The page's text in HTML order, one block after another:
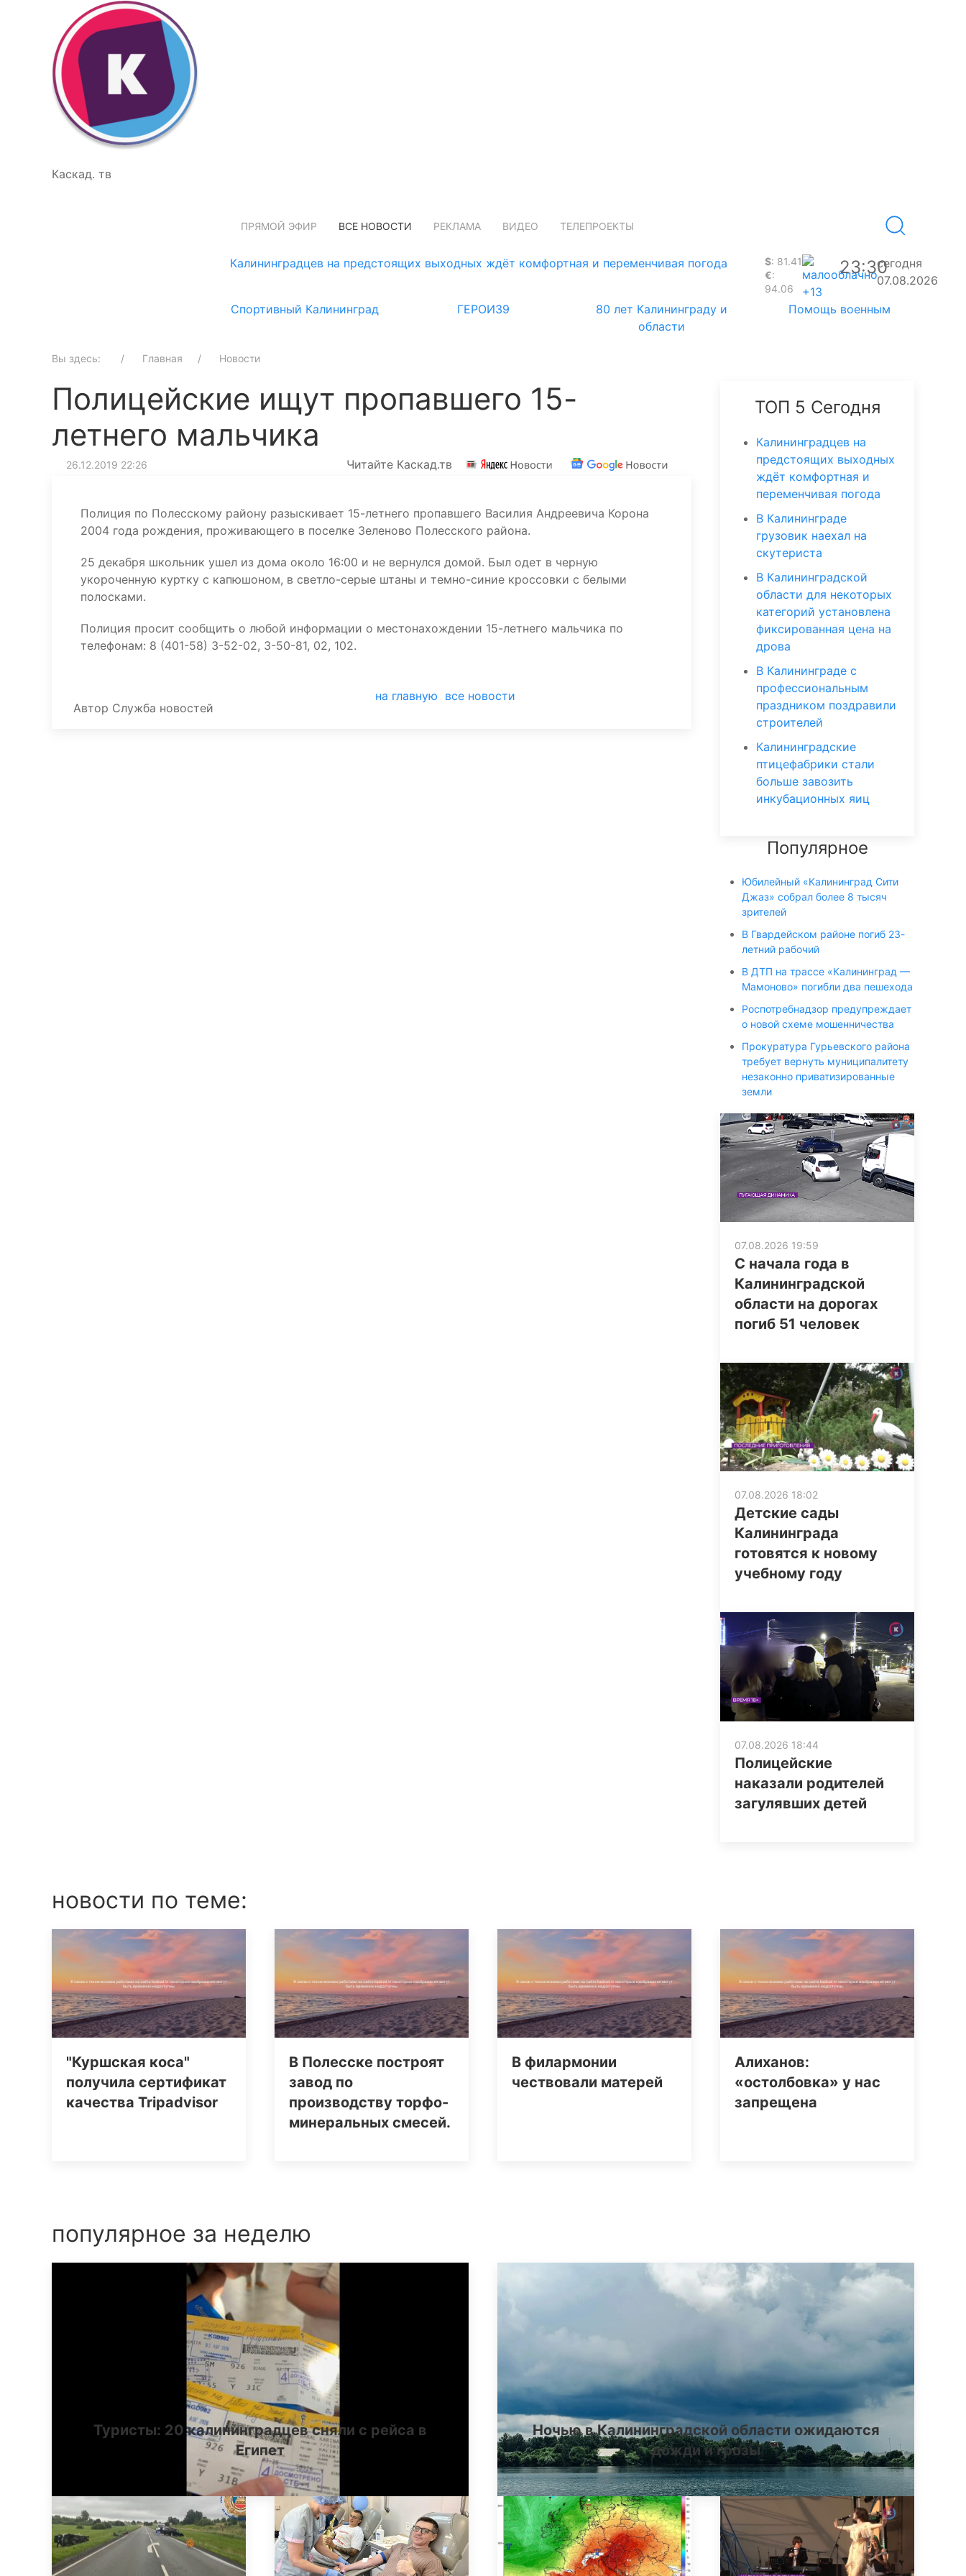
Каскад. тв
ПРЯМОЙ ЭФИР ВСЕ НОВОСТИ РЕКЛАМА ВИДЕО ТЕЛЕПРОЕКТЫ
Калининградцев на предстоящих выходных ждёт комфортная и переменчивая погода $: 81.41
€:
94.06
+13
23:30сегодня
07.08.2026
Спортивный Калининград
ГЕРОИ39
80 лет Калининграду и
области
Помощь военным
Вы здесь: Главная Новости
Полицейские ищут пропавшего 15-
летнего мальчика
26.12.2019 22:26 Читайте Каскад.тв
Полиция по Полесскому району разыскивает 15-летнего пропавшего Василия Андреевича Корона
2004 года рождения, проживающего в поселке Зеленово Полесского района.
25 декабря школьник ушел из дома около 16:00 и не вернулся домой. Был одет в черную
укороченную куртку с капюшоном, в светло-серые штаны и темно-синие кроссовки с белыми
полосками.
Полиция просит сообщить о любой информации о местонахождении 15-летнего мальчика по
телефонам: 8 (401-58) 3-52-02, 3-50-81, 02, 102.
Автор Служба новостей
на главную все новости
ТОП 5 Сегодня
Калининградцев на
предстоящих выходных
ждёт комфортная и
переменчивая погода
В Калининграде
грузовик наехал на
скутериста
В Калининградской
области для некоторых
категорий установлена
фиксированная цена на
дрова
В Калининграде с
профессиональным
праздником поздравили
строителей
Калининградские
птицефабрики стали
больше завозить
инкубационных яиц
Популярное
Юбилейный «Калининград Сити
Джаз» собрал более 8 тысяч
зрителей
В Гвардейском районе погиб 23-
летний рабочий
В ДТП на трассе «Калининград —
Мамоново» погибли два пешехода
Роспотребнадзор предупреждает
о новой схеме мошенничества
Прокуратура Гурьевского района
требует вернуть муниципалитету
незаконно приватизированные
земли
07.08.2026 19:59
С начала года в
Калининградской
области на дорогах
погиб 51 человек
07.08.2026 18:02
Детские сады
Калининграда
готовятся к новому
учебному году
07.08.2026 18:44
Полицейские
наказали родителей
загулявших детей
новости по теме:
"Куршская коса"
получила сертификат
качества Tripаdvisor
В Полесске построят
завод по
производству торфо-
минеральных смесей.
В филармонии
чествовали матерей
Алиханов:
«остолбовка» у нас
запрещена
популярное за неделю
Туристы: 20 калининградцев сняли с рейса в
Египет
Ночью в Калининградской области ожидаются
дожди и грозы